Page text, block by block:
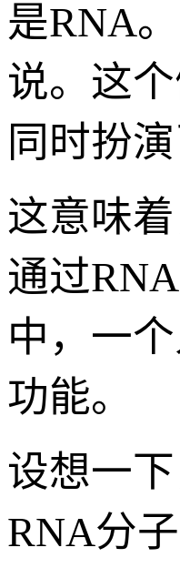
是RNA
说。这
同时扮
这意味
通过
中，一
功能。
设想一
RNA分